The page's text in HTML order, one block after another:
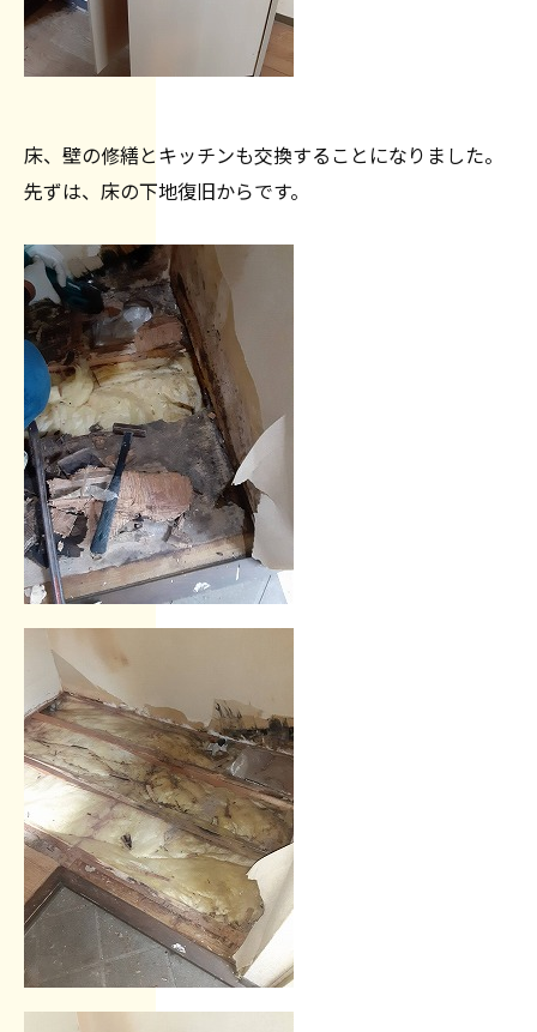
床、壁の修繕とキッチンも交換することになりました。
先ずは、床の下地復旧からです。